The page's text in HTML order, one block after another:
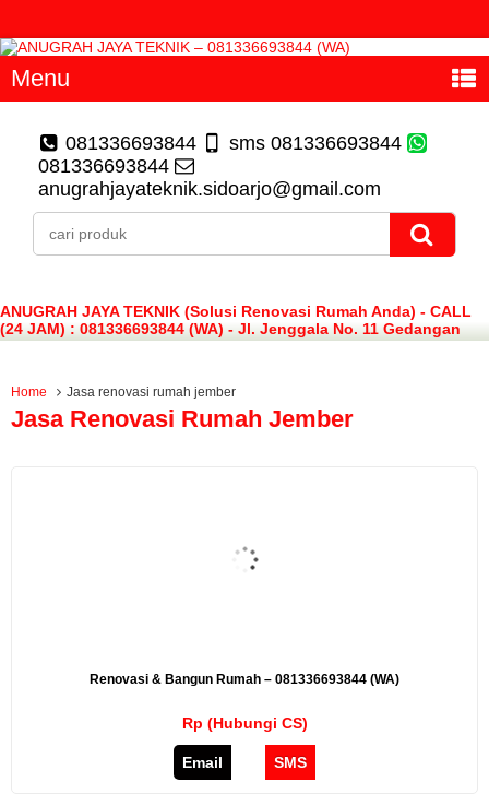
Menu
081336693844
sms 081336693844
081336693844
anugrahjayateknik.sidoarjo@gmail.com
ANUGRAH JAYA TEKNIK (Solusi Renovasi Rumah Anda) - CALL
(24 JAM) : 081336693844 (WA) - Jl. Jenggala No. 11 Gedangan
Sidoarjo
Home Jasa renovasi rumah jember
Jasa Renovasi Rumah Jember
Renovasi & Bangun Rumah – 081336693844 (WA)
Rp (Hubungi CS)
Email SMS